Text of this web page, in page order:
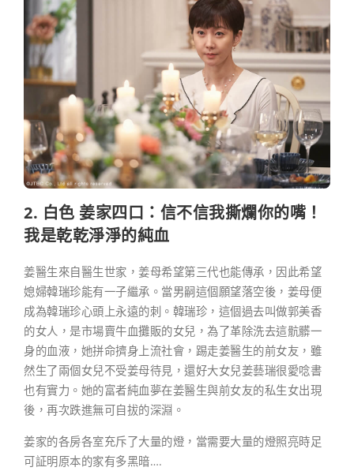
2. 白色 姜家四口：信不信我撕爛你的嘴！
我是乾乾淨淨的純血
姜醫生來自醫生世家，姜母希望第三代也能傳承，因此希望
媳婦韓瑞珍能有一子繼承。當男嗣這個願望落空後，姜母便
成為韓瑞珍心頭上永遠的刺。韓瑞珍，這個過去叫做郭美香
的女人，是市場賣牛血攤販的女兒，為了革除洗去這骯髒一
身的血液，她拼命擠身上流社會，踢走姜醫生的前女友，雖
然生了兩個女兒不受姜母待見，還好大女兒姜藝瑞很愛唸書
也有實力。她的富者純血夢在姜醫生與前女友的私生女出現
後，再次跌進無可自拔的深淵。
姜家的各房各室充斥了大量的燈，當需要大量的燈照亮時足
可証明原本的家有多黑暗….